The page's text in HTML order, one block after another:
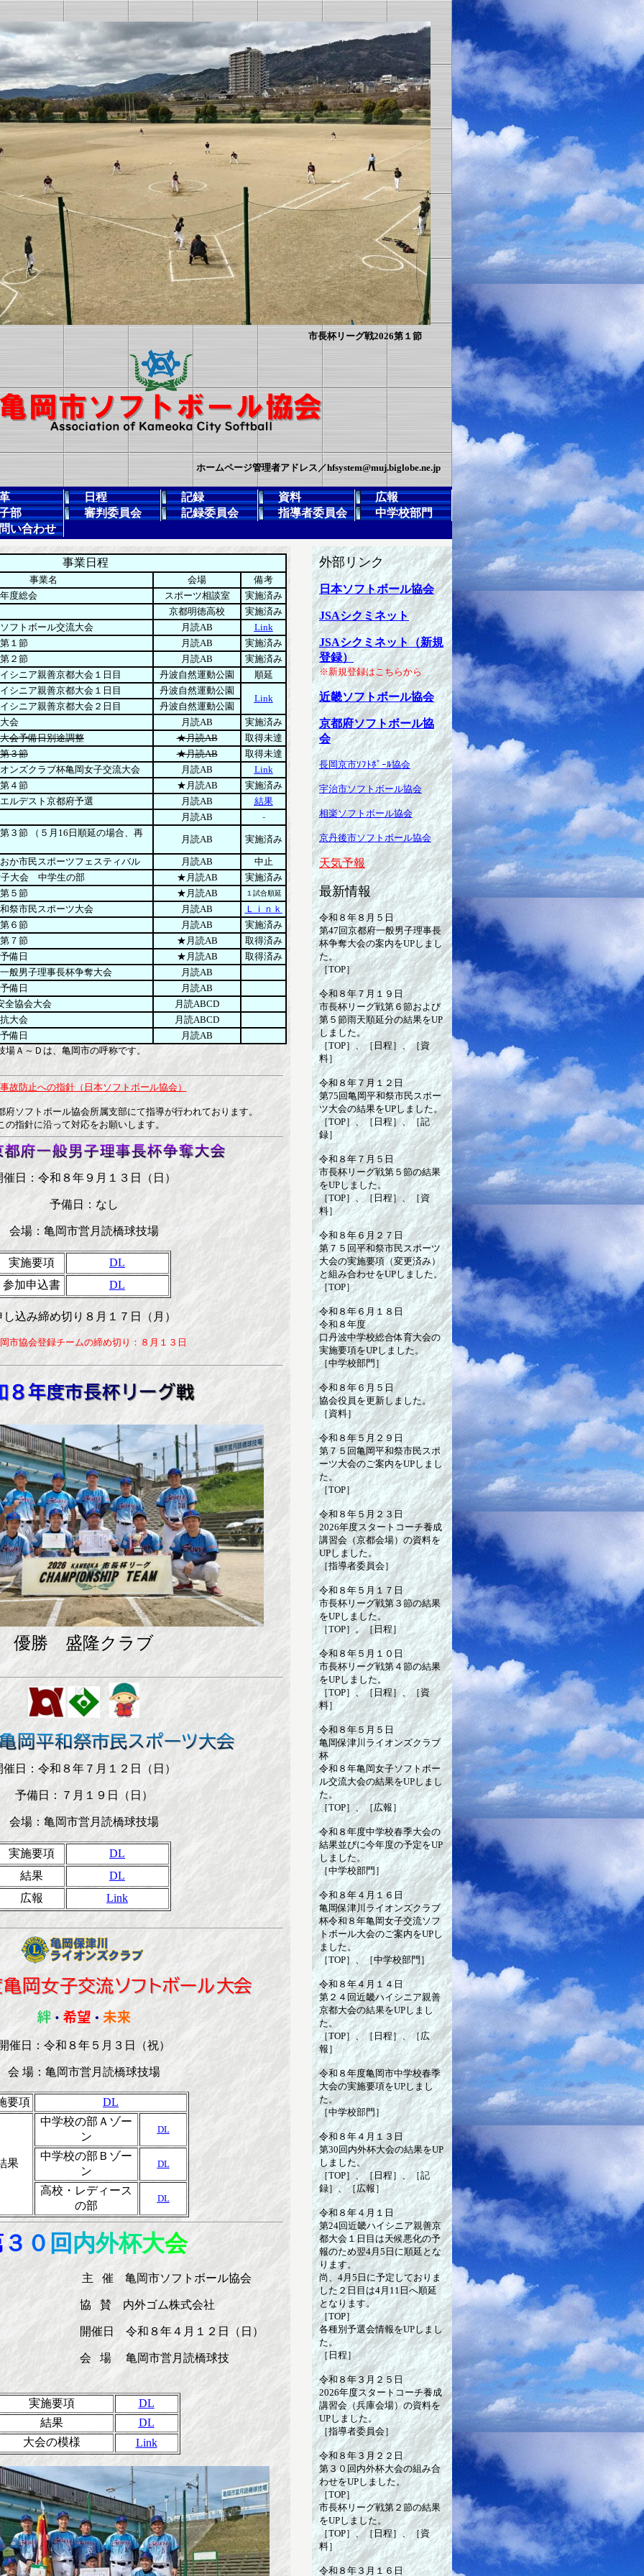
市長杯リーグ戦2026第１節
ホームページ管理者アドレス／hfsystem@muj.biglobe.ne.jp
日程 記録 資料
広報
部
審判委員会 記録委員会 指導者委員会
中学校部門
い合わせ
外部リンク
日本ソフトボール協会
JSAシクミネット
JSAシクミネット（新規
登録）
※新規登録はこちらから
近畿ソフトボール協会
京都府ソフトボール協
会
長岡京市ｿﾌﾄﾎﾞｰﾙ協会
宇治市ソフトボール協会
相楽ソフトボール協会
京丹後市ソフトボール協会
天気予報
最新情報
令和８年８月５日
第47回京都府一般男子理事長
杯争奪大会の案内をUPしまし
た。
［TOP］
令和８年７月１９日
市長杯リーグ戦第６節および
第５節雨天順延分の結果をUP
しました。
［TOP］、［日程］、［資
料］
令和８年７月１２日
第75回亀岡平和祭市民スポー
ツ大会の結果をUPしました。
［TOP］、［日程］、［記
録］
令和８年７月５日
市長杯リーグ戦第５節の結果
をUPしました。
［TOP］、［日程］、［資
料］
令和８年６月２７日
第７５回平和祭市民スポーツ
大会の実施要項（変更済み）
と組み合わせをUPしました。
［TOP］
令和８年６月１８日
令和８年度
口丹波中学校総合体育大会の
実施要項をUPしました。
［中学校部門］
令和８年６月５日
協会役員を更新しました。
［資料］
令和８年５月２９日
第７５回亀岡平和祭市民スポ
ーツ大会のご案内をUPしまし
た。
［TOP］
令和８年５月２３日
2026年度スタートコーチ養成
講習会（京都会場）の資料を
UPしました。
［指導者委員会］
令和８年５月１７日
市長杯リーグ戦第３節の結果
をUPしました。
［TOP］。［日程］
令和８年５月１０日
市長杯リーグ戦第４節の結果
をUPしました。
［TOP］、［日程］、［資
料］
令和８年５月５日
亀岡保津川ライオンズクラブ
杯
令和８年亀岡女子ソフトボー
ル交流大会の結果をUPしまし
た。
［TOP］、［広報］
令和８年度中学校春季大会の
結果並びに今年度の予定をUP
しました。
［中学校部門］
令和８年４月１６日
亀岡保津川ライオンズクラブ
杯令和８年亀岡女子交流ソフ
トボール大会のご案内をUPし
ました。
［TOP］、［中学校部門］
令和８年４月１４日
第２４回近畿ハイシニア親善
京都大会の結果をUPしまし
た。
［TOP］、［日程］、［広
報］
令和８年度亀岡市中学校春季
大会の実施要項をUPしまし
た。
［中学校部門］
令和８年４月１３日
第30回内外杯大会の結果をUP
しました。
［TOP］、［日程］、［記
録］、［広報］
令和８年４月１日
第24回近畿ハイシニア親善京
都大会１日目は天候悪化の予
報のため翌4月5日に順延とな
ります。
尚、4月5日に予定しておりま
した２日目は4月11日へ順延
となります。
［TOP］
各種別予選会情報をUPしまし
た。
［日程］
令和８年３月２５日
2026年度スタートコーチ養成
講習会（兵庫会場）の資料を
UPしました。
［指導者委員会］
令和８年３月２２日
第３０回内外杯大会の組み合
わせをUPしました。
［TOP］
市長杯リーグ戦第２節の結果
をUPしました。
［TOP］、［日程］、［資
料］
令和８年３月１６日
事業日程
事業名 会場
備考
度総会
スポーツ相談室
実施済み
京都明徳高校
実施済み
フトボール交流大会
月読AB
Link
１節
月読AB
実施済み
２節
月読AB
実施済み
シニア親善京都大会１日目
丹波自然運動公園
順延
シニア親善京都大会１日目
丹波自然運動公園
Link
シニア親善京都大会２日目
丹波自然運動公園
会
月読AB
実施済み
会予備日別途調整
★月読AB
取得未達
３節
★月読AB
取得未達
ンズクラブ杯亀岡女子交流大会
月読AB
Link
４節
★月読AB
実施済み
ルデスト京都府予選
月読AB
結果
月読AB
-
３節 （５月16日順延の場合、再
月読AB 実施済み
か市民スポーツフェスティバル 月読AB
中止
子大会 中学生の部
★月読AB
実施済み
５節
★月読AB １試合順延
祭市民スポーツ大会 月読AB
Ｌｉｎｋ
６節
月読AB
実施済み
７節
★月読AB
取得済み
備日
★月読AB
取得済み
般男子理事長杯争奪大会
月読AB
備日
月読AB
全協会大会
月読ABCD
大会
月読ABCD
備日
月読AB
Ａ～Ｄは、亀岡市の呼称です。
故防止への指針（日本ソフトボール協会）
ソフトボール協会所属支部にて指導が行われております。
指針に沿って対応をお願いします。
催日：令和８年９月１３日（日）
予備日：なし
会場：亀岡市営月読橋球技場
実施要項
DL
参加申込書
DL
し込み締め切り８月１７日（月）
市協会登録チームの締め切り：８月１３日
優勝 盛隆クラブ
催日：令和８年７月１２日（日）
予備日：７月１９日（日）
会場：亀岡市営月読橋球技場
実施要項
DL
結果
DL
広報
Link
催日：令和８年５月３日（祝）
会 場：亀岡市営月読橋球技場
要項 DL
果
中学校の部Ａゾー
ン
DL
中学校の部Ｂゾー
ン
DL
高校・レディース
の部
DL
３ ０ 回 内外杯大会
主 催 亀岡市ソフトボール協会
ゴム株式会社
８年４月１２日（日）
市営月読橋球技
実施要項
DL
結果
DL
大会の模様
Link